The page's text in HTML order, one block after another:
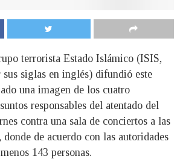
terrorista Estado Islámico (ISIS,
sus siglas en inglés) difundió este
una imagen de los cuatro
responsables del atentado del
contra una sala de conciertos a las
donde de acuerdo con las autoridades
143 personas.